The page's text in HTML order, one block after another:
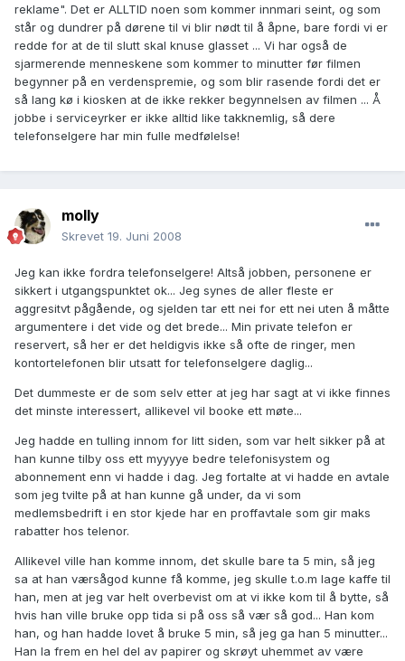
reklame". Det er ALLTID noen som kommer innmari seint, og som
står og dundrer på dørene til vi blir nødt til å åpne, bare fordi vi er
redde for at de til slutt skal knuse glasset ... Vi har også de
sjarmerende menneskene som kommer to minutter før filmen
begynner på en verdenspremie, og som blir rasende fordi det er
så lang kø i kiosken at de ikke rekker begynnelsen av filmen ... Å
jobbe i serviceyrker er ikke alltid like takknemlig, så dere
telefonselgere har min fulle medfølelse!
molly
Skrevet 19. Juni 2008
Jeg kan ikke fordra telefonselgere! Altså jobben, personene er
sikkert i utgangspunktet ok... Jeg synes de aller fleste er
aggresitvt pågående, og sjelden tar ett nei for ett nei uten å måtte
argumentere i det vide og det brede... Min private telefon er
reservert, så her er det heldigvis ikke så ofte de ringer, men
kontortelefonen blir utsatt for telefonselgere daglig...
Det dummeste er de som selv etter at jeg har sagt at vi ikke finnes
det minste interessert, allikevel vil booke ett møte...
Jeg hadde en tulling innom for litt siden, som var helt sikker på at
han kunne tilby oss ett myyyye bedre telefonisystem og
abonnement enn vi hadde i dag. Jeg fortalte at vi hadde en avtale
som jeg tvilte på at han kunne gå under, da vi som
medlemsbedrift i en stor kjede har en proffavtale som gir maks
rabatter hos telenor.
Allikevel ville han komme innom, det skulle bare ta 5 min, så jeg
sa at han værsågod kunne få komme, jeg skulle t.o.m lage kaffe til
han, men at jeg var helt overbevist om at vi ikke kom til å bytte, så
hvis han ville bruke opp tida si på oss så vær så god... Han kom
han, og han hadde lovet å bruke 5 min, så jeg ga han 5 minutter...
Han la frem en hel del av papirer og skrøyt uhemmet av være